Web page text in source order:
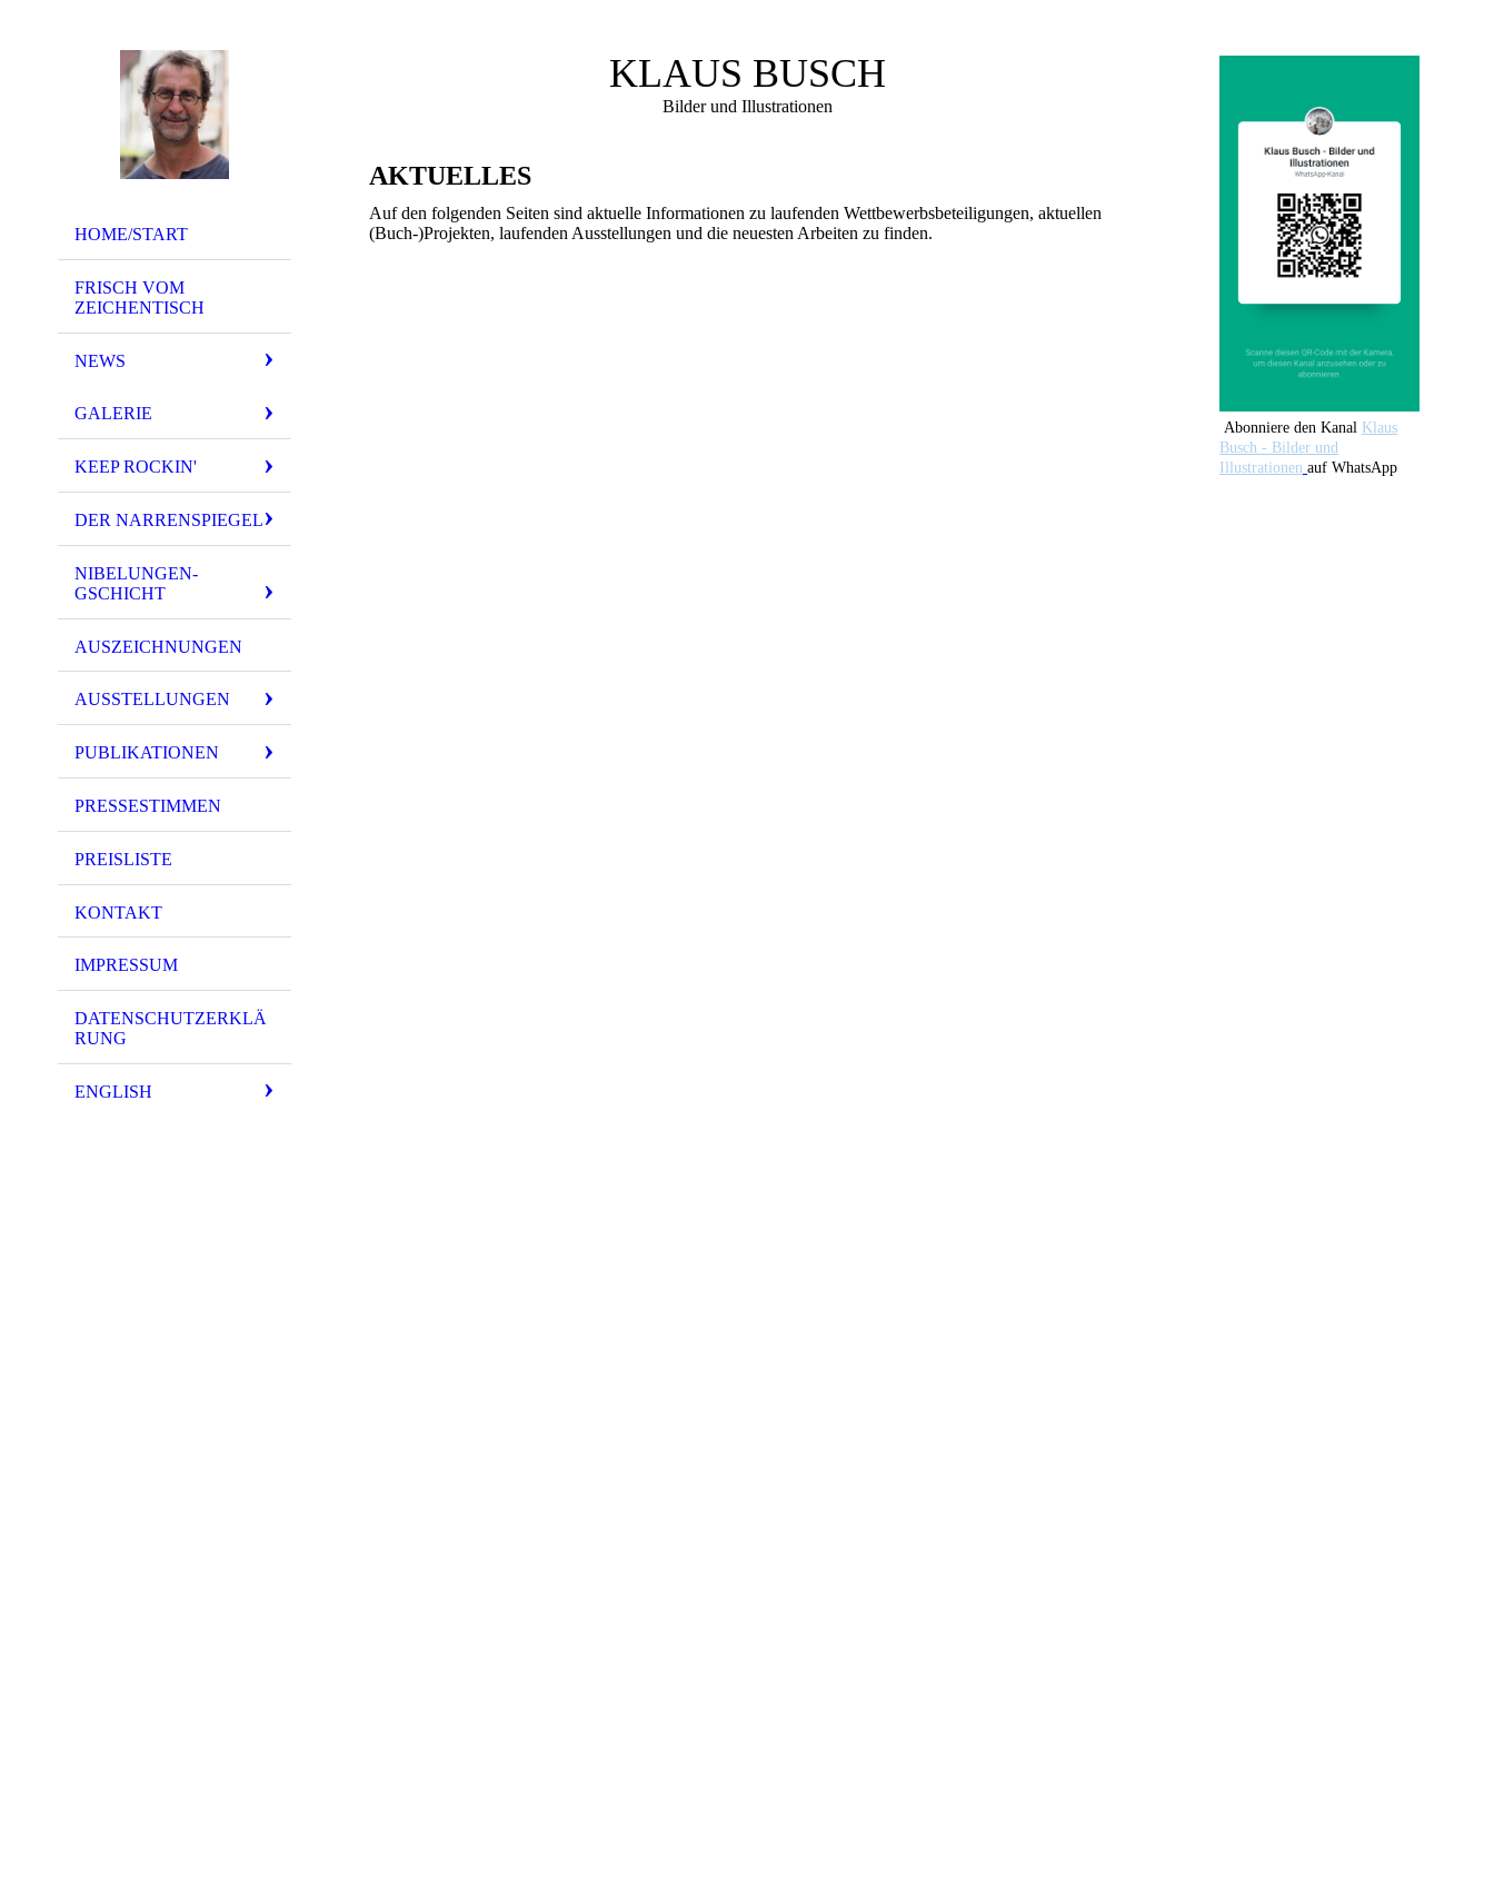
HOME/START
FRISCH VOM
ZEICHENTISCH
NEWS
GALERIE
KEEP ROCKIN'
DER NARRENSPIEGEL
NIBELUNGEN-
GSCHICHT
AUSZEICHNUNGEN
AUSSTELLUNGEN
PUBLIKATIONEN
PRESSESTIMMEN
PREISLISTE
KONTAKT
IMPRESSUM
DATENSCHUTZERKLÄ
RUNG
ENGLISH
KLAUS BUSCH
Bilder und Illustrationen
AKTUELLES
Auf den folgenden Seiten sind aktuelle Informationen zu laufenden Wettbewerbsbeteiligungen, aktuellen
(Buch-)Projekten, laufenden Ausstellungen und die neuesten Arbeiten zu finden.
Abonniere den Kanal Klaus
Busch - Bilder und
Illustrationen auf WhatsApp